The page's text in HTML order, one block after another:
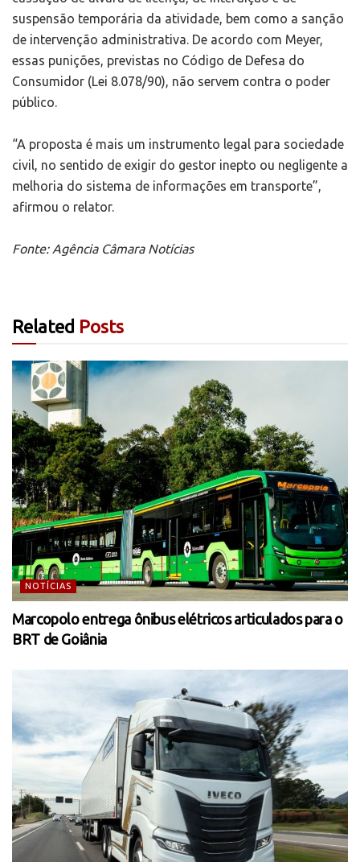
suspensão temporária da atividade, bem como a sanção
de intervenção administrativa. De acordo com Meyer,
essas punições, previstas no Código de Defesa do
Consumidor (Lei 8.078/90), não servem contra o poder
público.
“A proposta é mais um instrumento legal para sociedade
civil, no sentido de exigir do gestor inepto ou negligente a
melhoria do sistema de informações em transporte”,
afirmou o relator.
Fonte: Agência Câmara Notícias
Related Posts
NOTÍCIAS
Marcopolo entrega ônibus elétricos articulados para o
BRT de Goiânia